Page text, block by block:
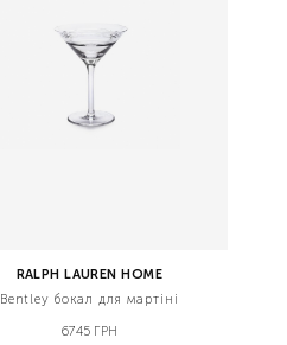
RALPH LAUREN HOME
Bentley бокал для мартіні
6745 ГРН